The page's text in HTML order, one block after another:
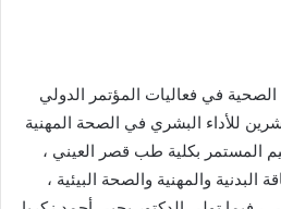
الصحية في فعاليات المؤتمر الدولي
للأداء البشري في الصحة المهنية
المستمر بكلية طب قصر العيني ،
البدنية والمهنية والصحة البيئية ،